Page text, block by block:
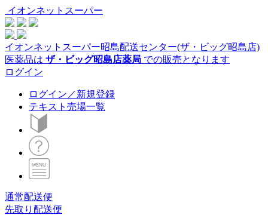
イオンネットスーパー
イオンネットスーパー昭島配送センター(ザ・ビッグ昭島店)
医薬品は ザ・ビッグ昭島店薬局 での販売となります
ログイン
ログイン／新規登録
テキスト売場一覧
通常配送便
先取り配送便